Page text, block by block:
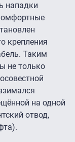
нападки
крепления
Таким
не только
на одной
отвод,